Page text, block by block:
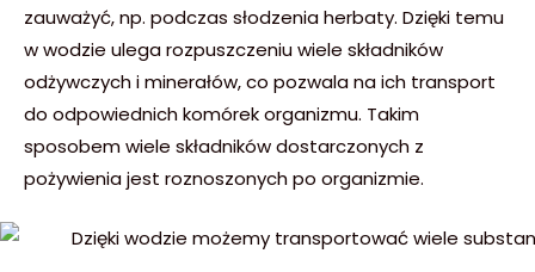
zauważyć, np. podczas słodzenia herbaty. Dzięki temu
w wodzie ulega rozpuszczeniu wiele składników
odżywczych i minerałów, co pozwala na ich transport
do odpowiednich komórek organizmu. Takim
sposobem wiele składników dostarczonych z
pożywienia jest roznoszonych po organizmie.